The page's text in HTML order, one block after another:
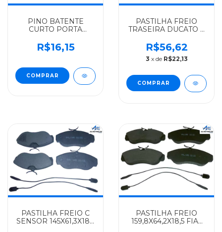
PINO BATENTE
CURTO PORTA
ALGOMAIS DUCATO
ATE 16 - 1305220080
R$16,15
PASTILHA FREIO
TRASEIRA DUCATO S
DUCATO MULTI-JET
2007...ARO 15/16 -
77364860
R$56,62
3 x de R$22,13
PASTILHA FREIO C
SENSOR 145X61,3X18,5
PASTILHA FREIO
159,8X64,2X18,5 FIAT